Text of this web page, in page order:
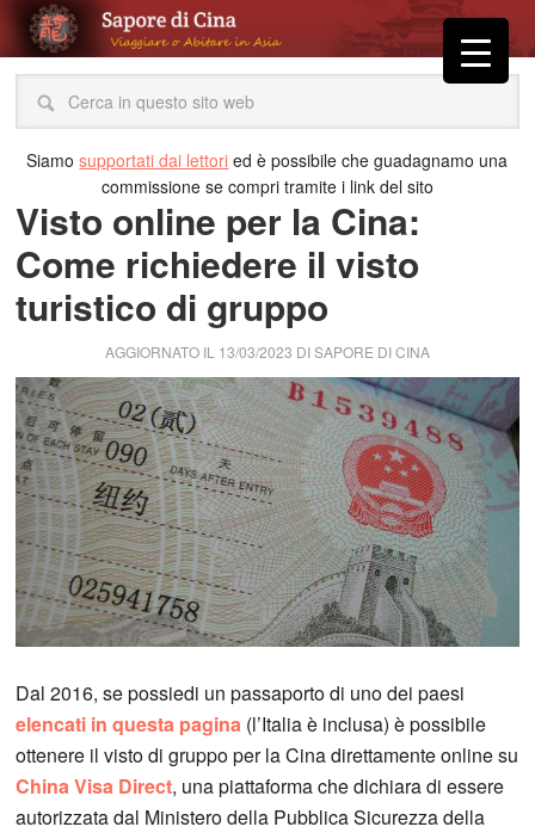
Siamosupportati dai lettori ed è possibile che guadagnamo una
commissione se compri tramite i link del sito
Visto online per la Cina:
Come richiedere il visto
turistico di gruppo
AGGIORNATO IL 13/03/2023 DISAPORE DI CINA
Dal 2016, se possiedi un passaporto di uno dei paesi
elencati in questa pagina (l’Italia è inclusa) è possibile
ottenere il visto di gruppo per la Cina direttamente online su
China Visa Direct, una piattaforma che dichiara di essere
autorizzata dal Ministero della Pubblica Sicurezza della